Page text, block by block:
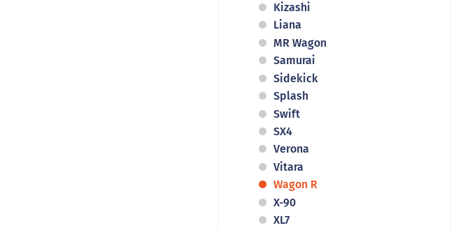
Kizashi
Liana
MR Wagon
Samurai
Sidekick
Splash
Swift
SX4
Verona
Vitara
Wagon R
X-90
XL7